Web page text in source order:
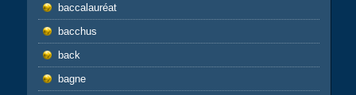
baccalauréat
bacchus
back
bagne